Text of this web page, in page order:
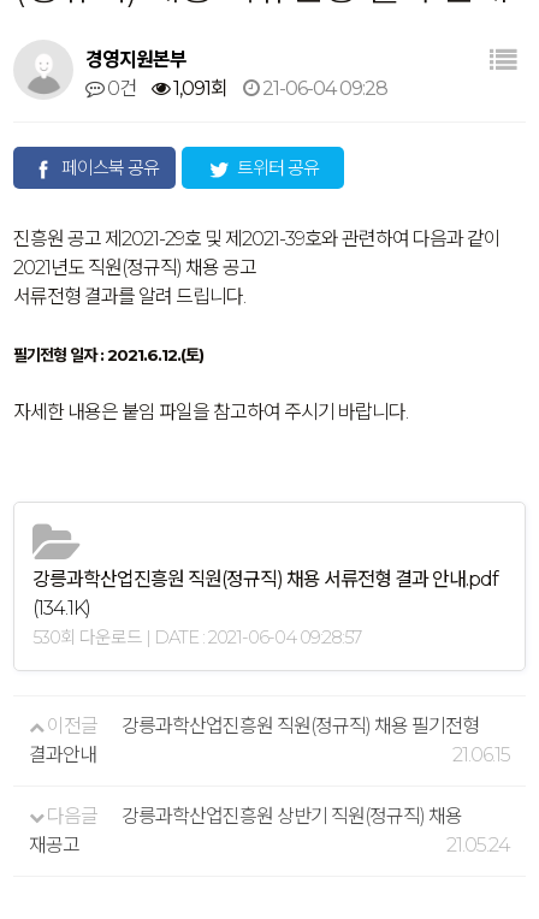
경영지원본부
0건
1,091회 21-06-04 09:28
페이스북 공유 트위터 공유
진흥원 공고 제2021-29호 및 제2021-39호와 관련하여 다음과 같이
2021년도 직원(정규직) 채용 공고
서류전형 결과를 알려 드립니다.
필기전형 일자 : 2021.6.12.(토)
자세한 내용은 붙임 파일을 참고하여 주시기 바랍니다.
강릉과학산업진흥원 직원(정규직) 채용 서류전형 결과 안내.pdf
(134.1K)
530회 다운로드 | DATE : 2021-06-04 09:28:57
이전글
강릉과학산업진흥원 직원(정규직) 채용 필기전형
결과안내
21.06.15
다음글
강릉과학산업진흥원 상반기 직원(정규직) 채용
재공고
21.05.24